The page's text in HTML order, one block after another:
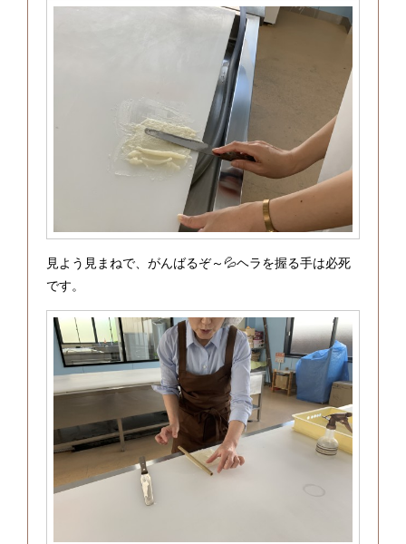
見よう見まねで、がんばるぞ～💦ヘラを握る手は必死
です。